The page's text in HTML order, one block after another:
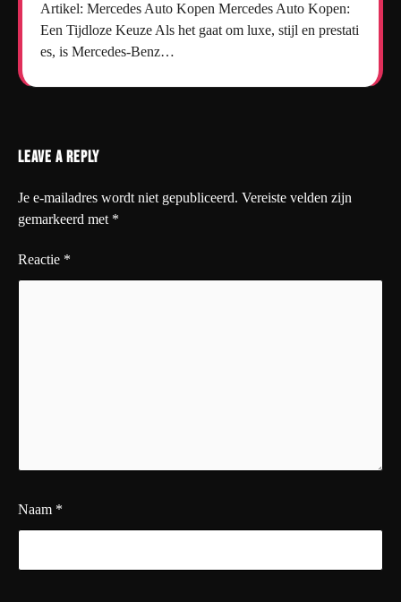
Artikel: Mercedes Auto Kopen Mercedes Auto Kopen:
Een Tijdloze Keuze Als het gaat om luxe, stijl en prestati
es, is Mercedes-Benz…
Leave a Reply
Je e-mailadres wordt niet gepubliceerd. Vereiste velden zijn
gemarkeerd met *
Reactie *
Naam *